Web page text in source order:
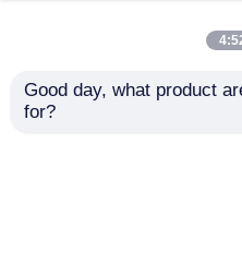
Company News
Good day, what product
for?